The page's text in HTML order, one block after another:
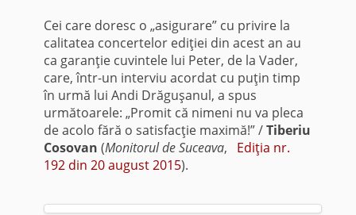
Cei care doresc o „asigurare” cu privire la
calitatea concertelor ediţiei din acest an au
ca garanţie cuvintele lui Peter, de la Vader,
care, într-un interviu acordat cu puţin timp
în urmă lui Andi Drăguşanul, a spus
următoarele: „Promit că nimeni nu va pleca
de acolo fără o satisfacţie maximă!” /Tiberiu
Cosovan (Monitorul de Suceava, Ediţia nr.
192 din 20 august 2015).